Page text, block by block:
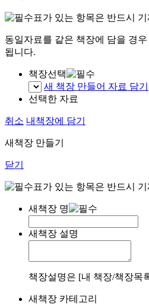
표가 있는 항목은 반드시
동일자료를 같은 책장에 담을 경
됩니다.
책장선택
새 책장 만들어 자료 담기
선택한 자료
취소 내책장에 담기
새책장 만들기
닫기
표가 있는 항목은 반드시
새책장 명
새책장 설명
책장설명은 [내 책장/책장목
새책장 카테고리